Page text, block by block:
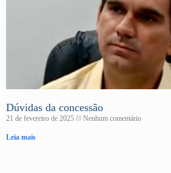
Dúvidas da concessão
21 de fevereiro de 2025 Nenhum comentário
Leia mais